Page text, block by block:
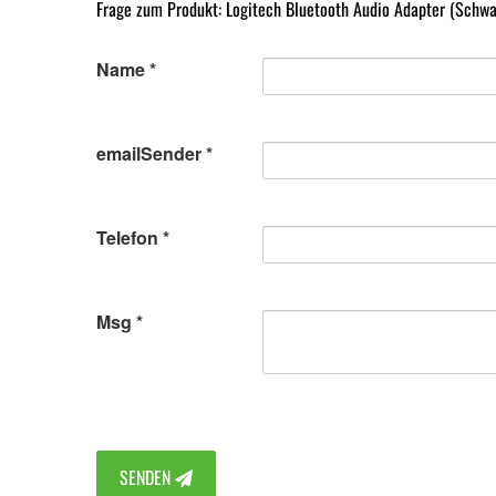
Frage zum Produkt: Logitech Bluetooth Audio Adapter
Name
emailSender
Telefon
Msg
SENDEN